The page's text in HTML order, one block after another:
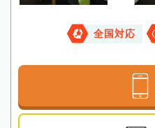
全国対応